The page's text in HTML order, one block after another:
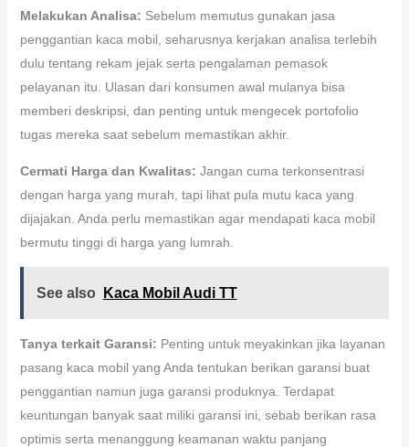
Melakukan Analisa: Sebelum memutus gunakan jasa
penggantian kaca mobil, seharusnya kerjakan analisa terlebih
dulu tentang rekam jejak serta pengalaman pemasok
pelayanan itu. Ulasan dari konsumen awal mulanya bisa
memberi deskripsi, dan penting untuk mengecek portofolio
tugas mereka saat sebelum memastikan akhir.
Cermati Harga dan Kwalitas: Jangan cuma terkonsentrasi
dengan harga yang murah, tapi lihat pula mutu kaca yang
dijajakan. Anda perlu memastikan agar mendapati kaca mobil
bermutu tinggi di harga yang lumrah.
See also Kaca Mobil Audi TT
Tanya terkait Garansi: Penting untuk meyakinkan jika layanan
pasang kaca mobil yang Anda tentukan berikan garansi buat
penggantian namun juga garansi produknya. Terdapat
keuntungan banyak saat miliki garansi ini, sebab berikan rasa
optimis serta menanggung keamanan waktu panjang